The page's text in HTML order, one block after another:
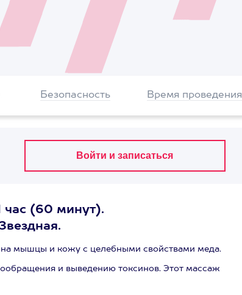
Безопасность Время проведения
(60 минут).
мышцы и кожу с целебными свойствами меда.
и выведению токсинов. Этот массаж